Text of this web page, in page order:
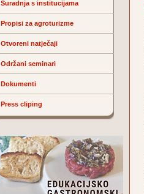
Suradnja s institucijama
Propisi za agroturizme
Otvoreni natječaji
Održani seminari
Dokumenti
Press cliping